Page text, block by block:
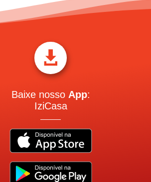

Baixe nosso App:
IziCasa